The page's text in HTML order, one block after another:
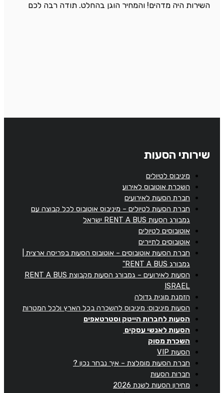
השירות היה מדהים! והמחיר הוגן בהחלט. תודה רבה לכם
שירותי הסעות
מיניבוס לטיולים
השכרת אוטובוס לאירוע
חברת הסעות לאירועים
חברת הסעות לטיולים – מיניבוס אוטובוס לכל קבוצה עם
גמבורג הסעות RENT A BUS ישראל
אוטובוסים לטיולים
אוטובוסים לתיירים
חברת הסעות אוטובוסים – אוטובוס הסעות בפריסה ארצית |
גמבורג RENT A BUS"
הסעות לאירועים – גמבורג הסעות מקבוצת RENT A BUS
ISRAEL
הזמנת מונית גדולה
הסעות מיניבוס: מיניבוס להשכרה בכל הארץ ולכל המטרות
הסעות לחברות הייטק וסטרטאפים
הסעות לאנשי עסקים
השכרת מסוק
הסעות VIP
חברת הסעות מומלצת – איך נבחר נכון ?
חברות הסעות
מחירון הסעות לשנת 2026